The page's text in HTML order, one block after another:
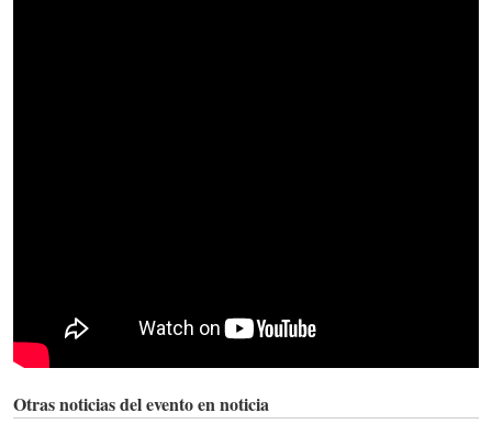
Otras noticias del evento en noticia